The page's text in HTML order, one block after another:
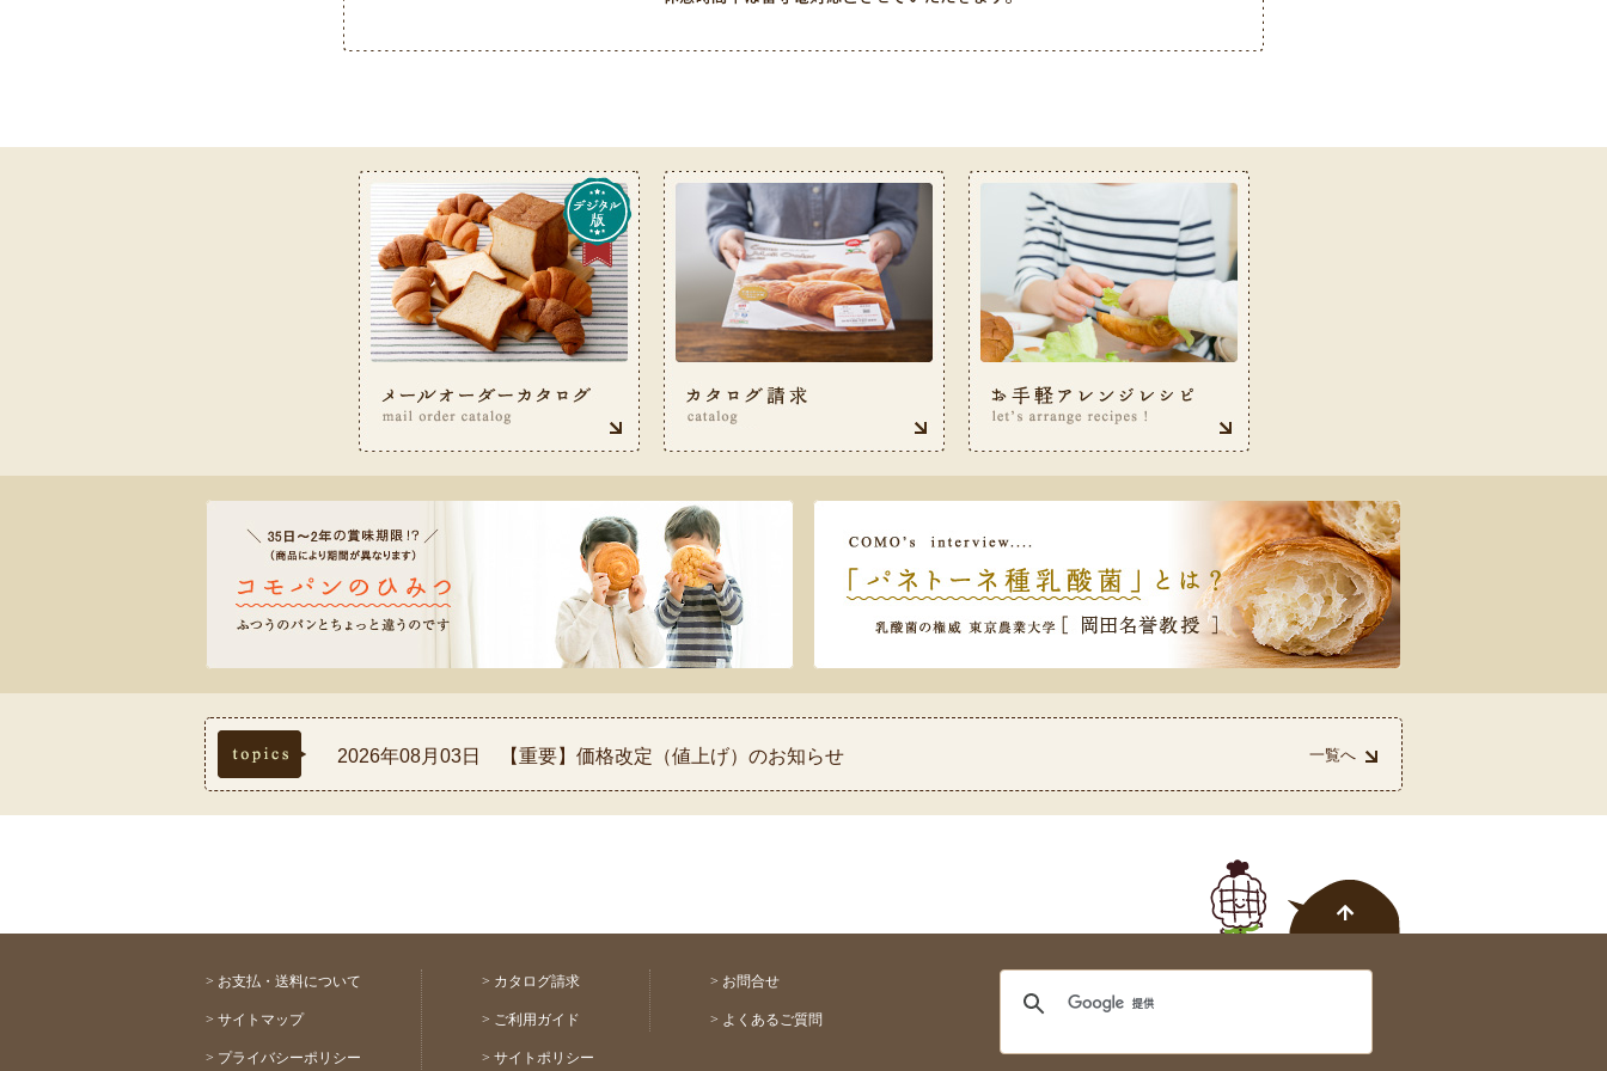
お客様サービス室フリーダイヤル 0120-487-050（9:00〜17:00（土・日・祝日除く））
topics
2026年08月03日 【重要】価格改定（値上げ）のお知らせ
2026年07月30日 【重要】熊本県熊本地方を震源とする地震の影響について
2026年07月17日 ◆お盆休み中の配送スケジュールのお知らせ◆
一覧へ
> お支払・送料について
> サイトマップ
> プライバシーポリシー
> カタログ請求
> ご利用ガイド
> サイトポリシー
> お問合せ
> よくあるご質問